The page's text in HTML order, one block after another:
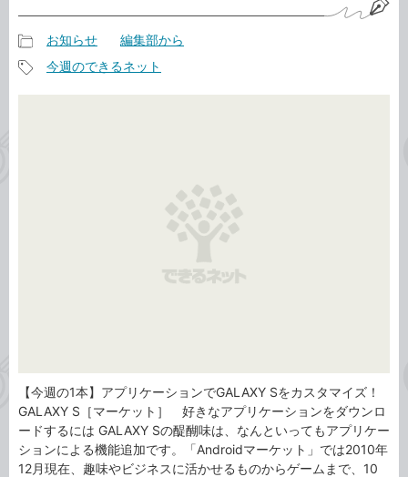
事
カ
お知らせ 編集部から
今週のできるネット
【今週の1本】アプリケーションでGALAXY Sをカスタマイズ！
GALAXY S［マーケット］ 好きなアプリケーションをダウンロ
ードするには GALAXY Sの醍醐味は、なんといってもアプリケー
ションによる機能追加です。「Androidマーケット」では2010年
12月現在、趣味やビジネスに活かせるものからゲームまで、10